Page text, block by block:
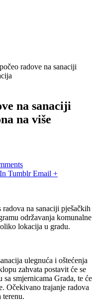
radove na sanaciji
na sanaciji
na više
Tumblr Email +
na sanaciji pješačkih
održavanja komunalne
lokacija u gradu.
ulegnuća i oštećenja
zahvata postavit će se
smjernicama Grada, te će
Očekivano trajanje radova
terenu.